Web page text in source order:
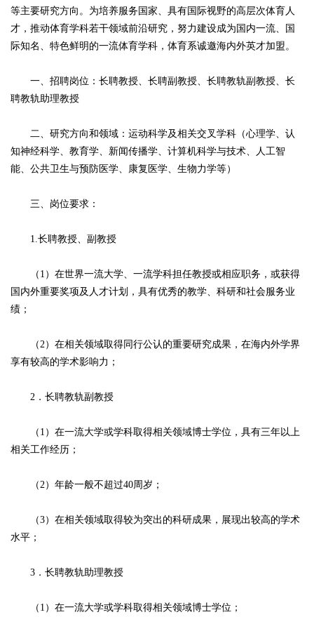
等主要研究方向。为培养服务国家、具有国际视野的高层次体育人
才，推动体育学科若干领域前沿研究，努力建设成为国内一流、国
际知名、特色鲜明的一流体育学科，体育系诚邀海内外英才加盟。
一、招聘岗位：长聘教授、长聘副教授、长聘教轨副教授、长
聘教轨助理教授
二、研究方向和领域：运动科学及相关交叉学科（心理学、认
知神经科学、教育学、新闻传播学、计算机科学与技术、人工智
能、公共卫生与预防医学、康复医学、生物力学等）
三、岗位要求：
1.长聘教授、副教授
（1）在世界一流大学、一流学科担任教授或相应职务，或获得
国内外重要奖项及人才计划，具有优秀的教学、科研和社会服务业
绩；
（2）在相关领域取得同行公认的重要研究成果，在海内外学界
享有较高的学术影响力；
2．长聘教轨副教授
（1）在一流大学或学科取得相关领域博士学位，具有三年以上
相关工作经历；
（2）年龄一般不超过40周岁；
（3）在相关领域取得较为突出的科研成果，展现出较高的学术
水平；
3．长聘教轨助理教授
（1）在一流大学或学科取得相关领域博士学位；